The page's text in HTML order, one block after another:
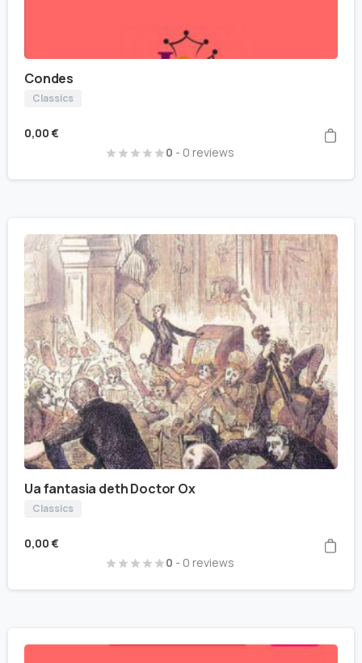
Condes
Classics
0,00 €
0 - 0 reviews
Ua fantasia deth Doctor Ox
Classics
0,00 €
0 - 0 reviews